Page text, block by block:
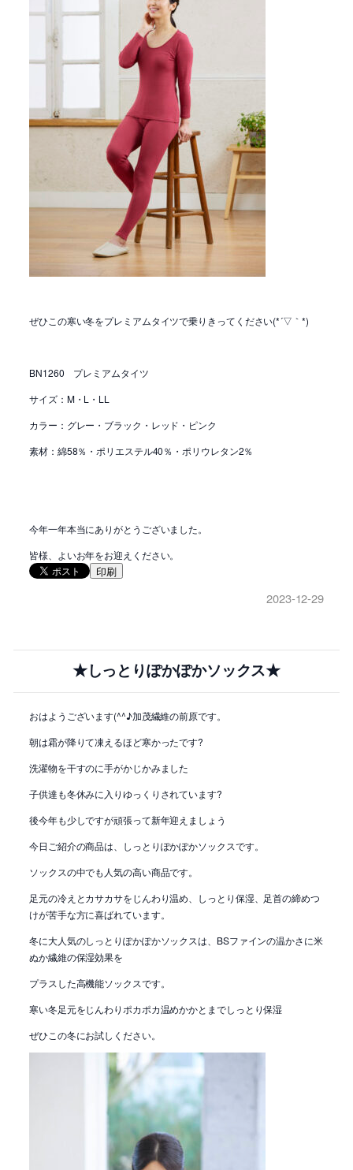
ぜひこの寒い冬をプレミアムタイツで乗りきってください(*´▽｀*)
BN1260 プレミアムタイツ
サイズ：M・L・LL
カラー：グレー・ブラック・レッド・ピンク
素材：綿58％・ポリエステル40％・ポリウレタン2％
今年一年本当にありがとうございました。
皆様、よいお年をお迎えください。
印刷
2023-12-29
★しっとりぽかぽかソックス★
おはようございます(^^♪加茂繊維の前原です。
朝は霜が降りて凍えるほど寒かったです?
洗濯物を干すのに手がかじかみました
子供達も冬休みに入りゆっくりされています?
後今年も少しですが頑張って新年迎えましょう
今日ご紹介の商品は、しっとりぽかぽかソックスです。
ソックスの中でも人気の高い商品です。
足元の冷えとカサカサをじんわり温め、しっとり保湿、足首の締めつ
けが苦手な方に喜ばれています。
冬に大人気のしっとりぽかぽかソックスは、BSファインの温かさに米
ぬか繊維の保湿効果を
プラスした高機能ソックスです。
寒い冬足元をじんわりポカポカ温めかかとまでしっとり保湿
ぜひこの冬にお試しください。